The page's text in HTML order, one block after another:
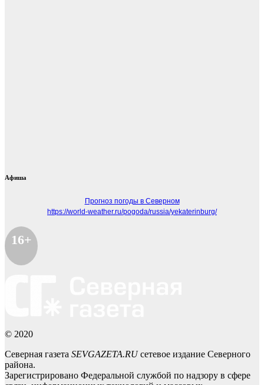
Афиша
Прогноз погоды в Северном
https://world-weather.ru/pogoda/russia/yekaterinburg/
16+
© 2020
Северная газета SEVGAZETA.RUсетевое издание Северного
района.
Зарегистрировано Федеральной службой по надзору в сфере